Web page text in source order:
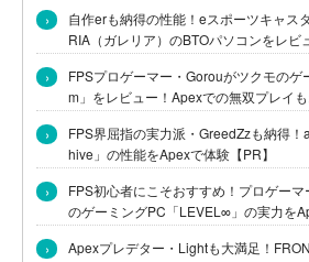
›
自作erも納得の性能！eスポーツキャス
RIA（ガレリア）のBTOパソコンをレビ
›
FPSプロゲーマー・Gorouがツクモのゲ
m」をレビュー！Apexでの無双プレイも
›
FPS界屈指の実力派・GreedZzも納得
hive」の性能をApexで体験【PR】
›
FPS初心者にこそおすすめ！プロゲー
のゲーミングPC「LEVEL∞」の実力を
›
Apexプレデター・Lightも大満足！